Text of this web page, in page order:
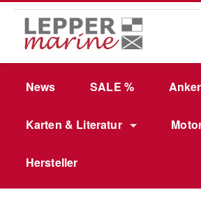
Hauptinhalt springen
Zur Suche springen
Zur Hauptnavigation springen
News SALE %
Karten & Literatur
Hersteller